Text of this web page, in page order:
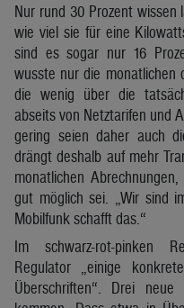
Nur rund 30 Prozent wissen
wie viel sie für eine
sind es sogar nur 16
wusste nur die monatlichen
die wenig über die
abseits von Netztarifen und
gering seien daher auch
drängt deshalb auf mehr
monatlichen
gut möglich sei. „Wir sind
Mobilfunk schafft das.“
Im schwarz-rot-pinken
Regulator „einige
Überschriften“. Drei